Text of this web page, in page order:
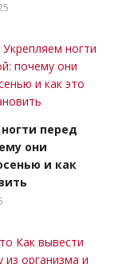
перед
они
и как